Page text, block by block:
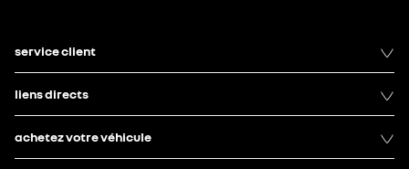
service client
liens directs
achetez votre véhicule